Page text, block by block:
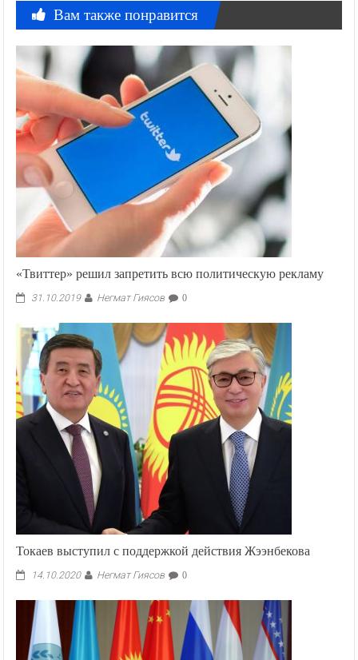
Вам также понравится
«Твиттер» решил запретить всю политическую рекламу
31.10.2019 Негмат Гиясов 0
Токаев выступил с поддержкой действия Жээнбекова
14.10.2020 Негмат Гиясов 0